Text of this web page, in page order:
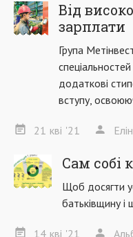
Від
зарплати
Група
додаткові
вступу,
21 кві '21
Сам собі
Щоб досягти
батьківщину
14 кві '21